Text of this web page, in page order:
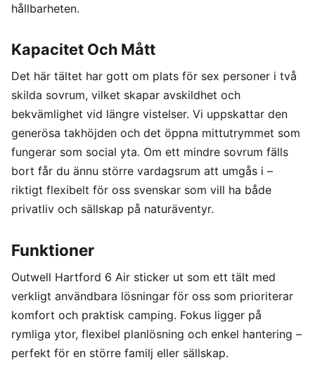
hållbarheten.
Kapacitet Och Mått
Det här tältet har gott om plats för sex personer i två
skilda sovrum, vilket skapar avskildhet och
bekvämlighet vid längre vistelser. Vi uppskattar den
generösa takhöjden och det öppna mittutrymmet som
fungerar som social yta. Om ett mindre sovrum fälls
bort får du ännu större vardagsrum att umgås i –
riktigt flexibelt för oss svenskar som vill ha både
privatliv och sällskap på naturäventyr.
Funktioner
Outwell Hartford 6 Air sticker ut som ett tält med
verkligt användbara lösningar för oss som prioriterar
komfort och praktisk camping. Fokus ligger på
rymliga ytor, flexibel planlösning och enkel hantering –
perfekt för en större familj eller sällskap.